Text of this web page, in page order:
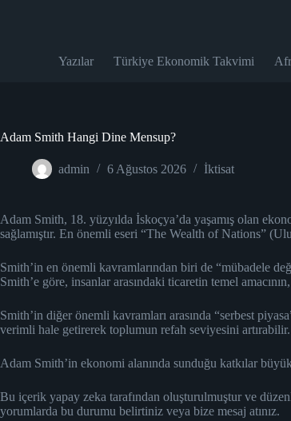
Yazılar Türkiye Ekonomik Takvimi
Adam Smith Hangi Dine Mensup?
admin 6 Ağustos 2026 İktisat
Adam Smith, 18. yüzyılda İskoçya’da yaşamış olan
sağlamıştır. En önemli eseri “The Wealth of Nations”
Smith’in en önemli kavramlarından biri de “mübadele
Smith’e göre, insanlar arasındaki ticaretin temel
Smith’in diğer önemli kavramları arasında “serbest
verimli hale getirerek toplumun refah seviyesini artırabilir.
Adam Smith’in ekonomi alanında sunduğu katkılar
Bu içerik yapay zeka tarafından oluşturulmuştur ve
yorumlarda bu durumu belirtiniz veya bize mesaj atınız.